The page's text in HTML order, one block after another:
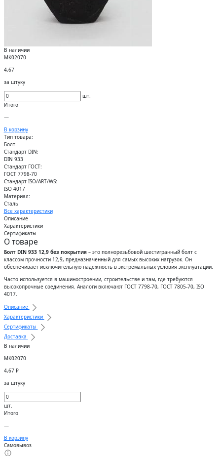
В наличии
МК02070
4,67
за штуку
шт.
Итого
—
В корзину
Тип товара:
Болт
Стандарт DIN:
DIN 933
Стандарт ГОСТ:
ГОСТ 7798-70
Стандарт ISO/ART/WS:
ISO 4017
Материал:
Сталь
Все характеристики
Описание
Характеристики
Сертификаты
О товаре
Болт DIN 933 12,9 без покрытия– это полнорезьбовой шестигранный болт с
классом прочности 12,9, предназначенный для самых высоких нагрузок. Он
обеспечивает исключительную надежность в экстремальных условия эксплуатации.
Часто используется в машиностроении, строительстве и там, где требуются
высокопрочные соединения. Аналоги включают ГОСТ 7798-70, ГОСТ 7805-70, ISO
4017.
Описание
Характеристики
Сертификаты
Доставка
В наличии
МК02070
4,67₽
за штуку
шт.
Итого
—
В корзину
Самовывоз